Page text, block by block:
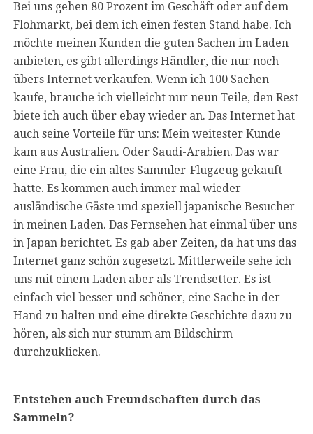
Bei uns gehen 80 Prozent im Geschäft oder auf dem
Flohmarkt, bei dem ich einen festen Stand habe. Ich
möchte meinen Kunden die guten Sachen im Laden
anbieten, es gibt allerdings Händler, die nur noch
übers Internet verkaufen. Wenn ich 100 Sachen
kaufe, brauche ich vielleicht nur neun Teile, den Rest
biete ich auch über ebay wieder an. Das Internet hat
auch seine Vorteile für uns: Mein weitester Kunde
kam aus Australien. Oder Saudi-Arabien. Das war
eine Frau, die ein altes Sammler-Flugzeug gekauft
hatte. Es kommen auch immer mal wieder
ausländische Gäste und speziell japanische Besucher
in meinen Laden. Das Fernsehen hat einmal über uns
in Japan berichtet. Es gab aber Zeiten, da hat uns das
Internet ganz schön zugesetzt. Mittlerweile sehe ich
uns mit einem Laden aber als Trendsetter. Es ist
einfach viel besser und schöner, eine Sache in der
Hand zu halten und eine direkte Geschichte dazu zu
hören, als sich nur stumm am Bildschirm
durchzuklicken.
Entstehen auch Freundschaften durch das
Sammeln?